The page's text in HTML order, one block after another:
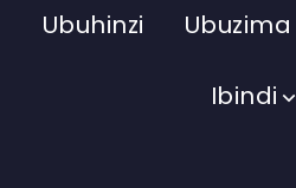
Ubuhinzi Ubuzima
Ibindi